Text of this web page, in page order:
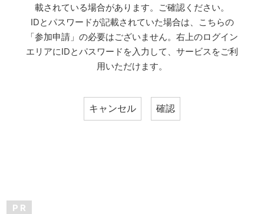
載されている場合があります。ご確認ください。
IDとパスワードが記載されていた場合は、こちらの
「参加申請」の必要はございません。右上のログイン
エリアにIDとパスワードを入力して、サービスをご利
用いただけます。
P R